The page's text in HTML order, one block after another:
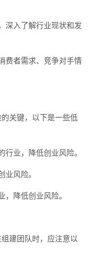
深入了解行业现状和发
费者需求、竞争对手情
关键，以下是一些低
行业，降低创业风险。
业风险。
，降低创业风险。
建团队时，应注意以